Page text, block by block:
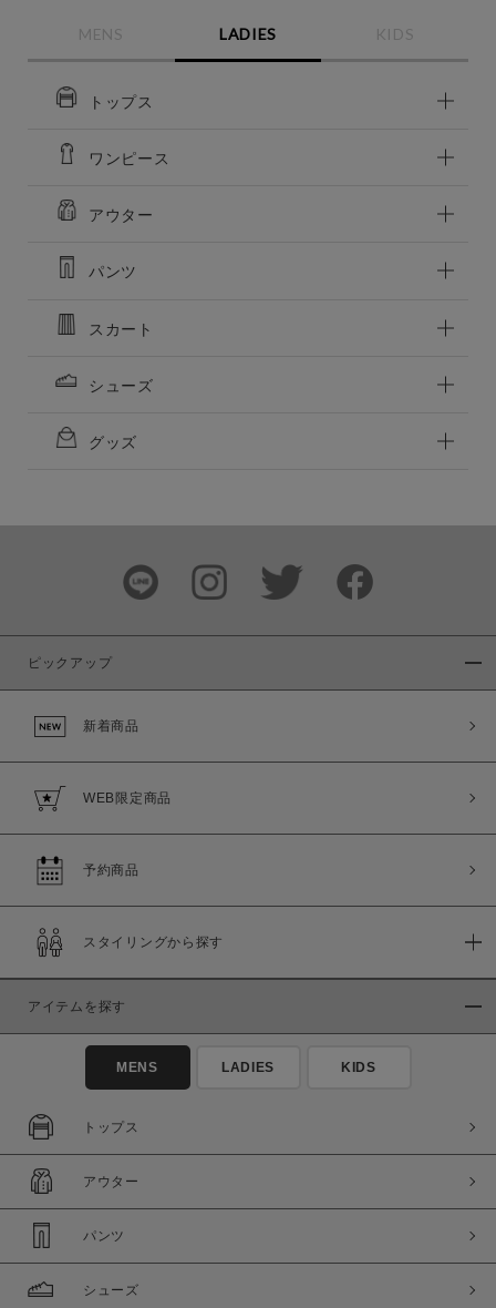
MENS LADIES KIDS
トップス
ワンピース
アウター
パンツ
スカート
シューズ
グッズ
ピックアップ
新着商品
WEB限定商品
予約商品
スタイリングから探す
アイテムを探す
MENS LADIES KIDS
トップス
アウター
パンツ
シューズ